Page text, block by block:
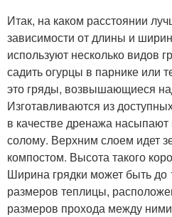
Итак, на каком расстоянии
зависимости от длины и
используют несколько видов
садить огурцы в парнике или
это гряды, возвышающиеся
Изготавливаются из
в качестве дренажа насыпают
солому. Верхним слоем идет
компостом. Высота такого
Ширина грядки может быть до
размеров теплицы,
размеров прохода между